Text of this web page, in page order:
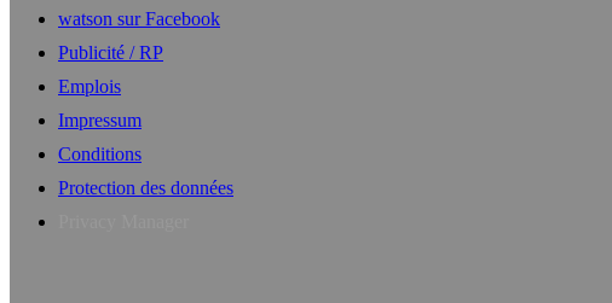
watson sur Facebook
Publicité / RP
Emplois
Impressum
Conditions
Protection des données